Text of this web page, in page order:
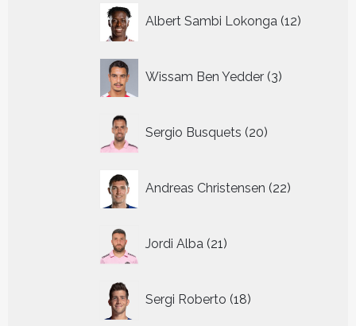
Albert Sambi Lokonga 12
Wissam Ben Yedder 3
producten
Sergio Busquets 20
producten
Andreas Christensen 22
producten
Jordi Alba 21
producten
Sergi Roberto 18
producten